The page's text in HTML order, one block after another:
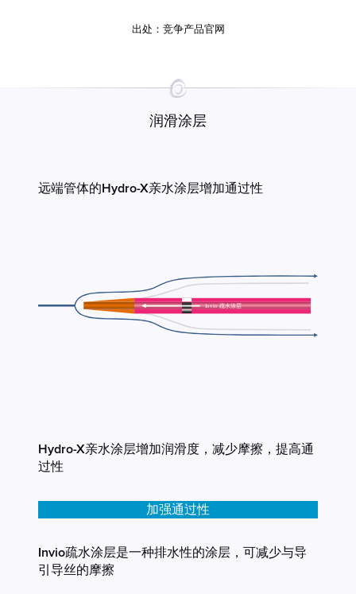
出处：竞争产品官网
润滑涂层
远端管体的Hydro-X亲水涂层增加通过性
Hydro-X亲水涂层增加润滑度，减少摩擦，提高通
过性
加强通过性
Invio疏水涂层是一种排水性的涂层，可减少与导
引导丝的摩擦